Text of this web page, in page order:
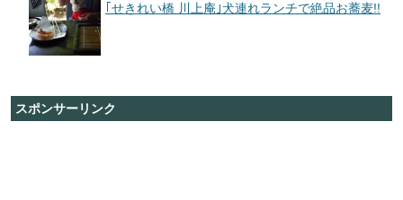
｢せきれい橋 川上庵｣犬連れランチで絶品お蕎麦!!
スポンサーリンク